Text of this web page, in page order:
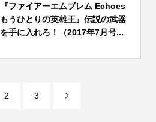
『ファイアーエムブレム Echoes
もうひとりの英雄王』伝説の武器
を手に入れろ！（2017年7月号...
2 3 